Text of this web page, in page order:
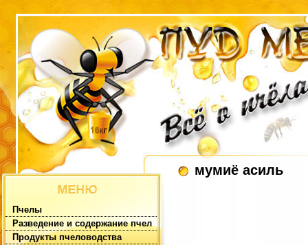
Пчелы
Разведение и содержание пчел
Продукты пчеловодства
мумиё асиль